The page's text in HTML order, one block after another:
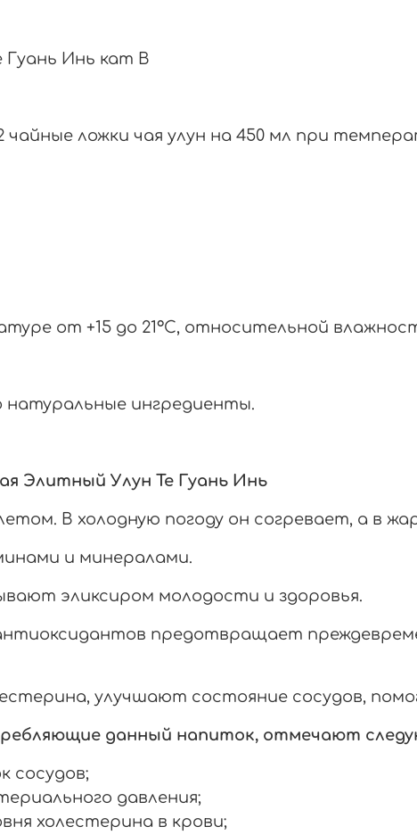
Гуань Инь кат B
чайные ложки чая улун на 450 мл при
от +15 до 21°С, относительной
натуральные ингредиенты.
Элитный Улун Те Гуань Инь
В холодную погоду он согревает, а в
и минералами.
эликсиром молодости и здоровья.
предотвращает
улучшают состояние сосудов,
данный напиток, отмечают
сосудов;
давления;
холестерина в крови;